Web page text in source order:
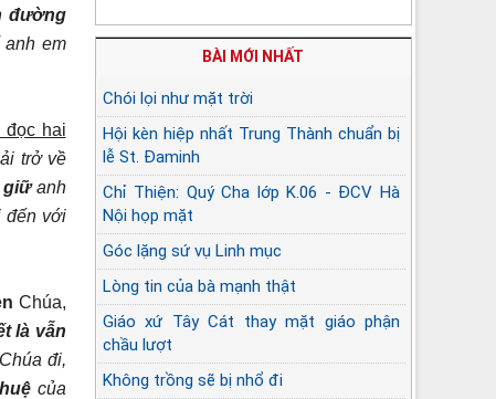
đường
anh em
đọc hai
trở về
giữanh
đến với
Chúa,
là vẫn
đi,
của
BÀI MỚI NHẤT
Chói lọi như mặt trời
Hội kèn hiệp nhất Trung Thành chuẩn bị
lễ St. Đaminh
Chỉ Thiện: Quý Cha lớp K.06 - ĐCV Hà
Nội họp mặt
Góc lặng sứ vụ Linh mục
Lòng tin của bà mạnh thật
Giáo xứ Tây Cát thay mặt giáo phận
chầu lượt
Không trồng sẽ bị nhổ đi